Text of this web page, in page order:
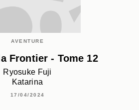
AVENTURE
Frontier - Tome 12
Ryosuke Fuji
Katarina
17/04/2024